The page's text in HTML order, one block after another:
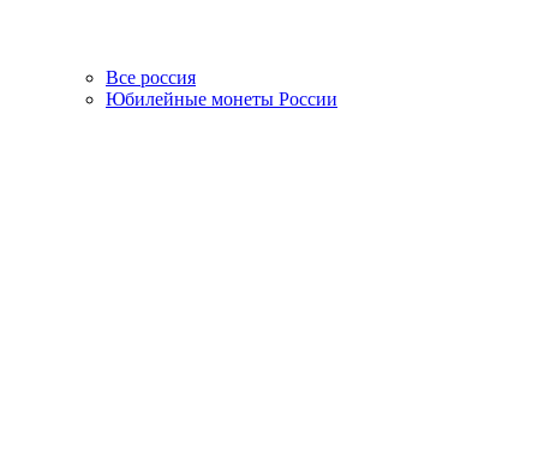
Все россия
Юбилейные монеты России